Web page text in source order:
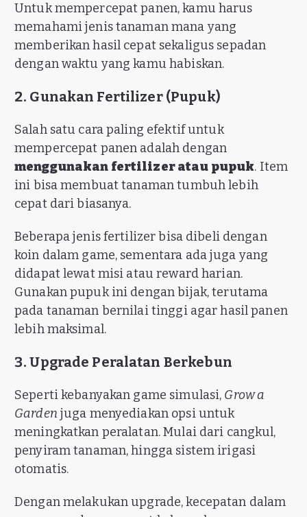
Untuk mempercepat panen, kamu harus
memahami jenis tanaman mana yang
memberikan hasil cepat sekaligus sepadan
dengan waktu yang kamu habiskan.
2. Gunakan Fertilizer (Pupuk)
Salah satu cara paling efektif untuk
mempercepat panen adalah dengan
menggunakan fertilizer atau pupuk. Item
ini bisa membuat tanaman tumbuh lebih
cepat dari biasanya.
Beberapa jenis fertilizer bisa dibeli dengan
koin dalam game, sementara ada juga yang
didapat lewat misi atau reward harian.
Gunakan pupuk ini dengan bijak, terutama
pada tanaman bernilai tinggi agar hasil panen
lebih maksimal.
3. Upgrade Peralatan Berkebun
Seperti kebanyakan game simulasi, Grow a
Garden juga menyediakan opsi untuk
meningkatkan peralatan. Mulai dari cangkul,
penyiram tanaman, hingga sistem irigasi
otomatis.
Dengan melakukan upgrade, kecepatan dalam